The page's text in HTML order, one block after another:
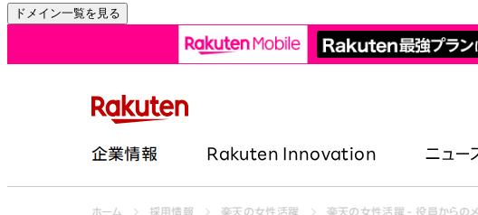
ドメイン一覧を見る